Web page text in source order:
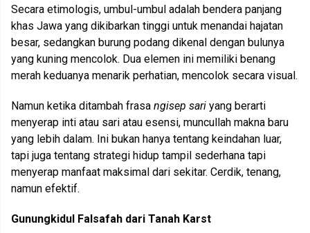
Secara etimologis, umbul-umbul adalah bendera panjang
khas Jawa yang dikibarkan tinggi untuk menandai hajatan
besar, sedangkan burung podang dikenal dengan bulunya
yang kuning mencolok. Dua elemen ini memiliki benang
merah keduanya menarik perhatian, mencolok secara visual.
Namun ketika ditambah frasa ngisep sari yang berarti
menyerap inti atau sari atau esensi, muncullah makna baru
yang lebih dalam. Ini bukan hanya tentang keindahan luar,
tapi juga tentang strategi hidup tampil sederhana tapi
menyerap manfaat maksimal dari sekitar. Cerdik, tenang,
namun efektif.
Gunungkidul Falsafah dari Tanah Karst